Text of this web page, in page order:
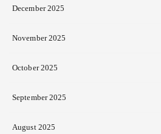
December 2025
November 2025
October 2025
September 2025
August 2025